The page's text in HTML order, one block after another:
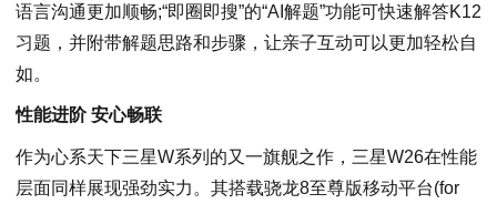
语言沟通更加顺畅;“即圈即搜”的“AI解题”功能可快速解答K12
习题，并附带解题思路和步骤，让亲子互动可以更加轻松自
如。
性能进阶 安心畅联
作为心系天下三星W系列的又一旗舰之作，三星W26在性能
层面同样展现强劲实力。其搭载骁龙8至尊版移动平台(for